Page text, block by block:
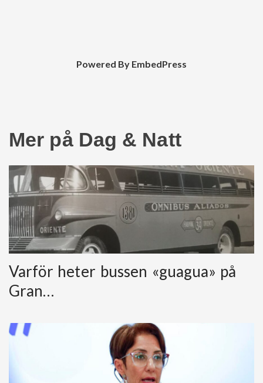
Powered By EmbedPress
Mer på Dag & Natt
Varför heter bussen «guagua» på
Gran…